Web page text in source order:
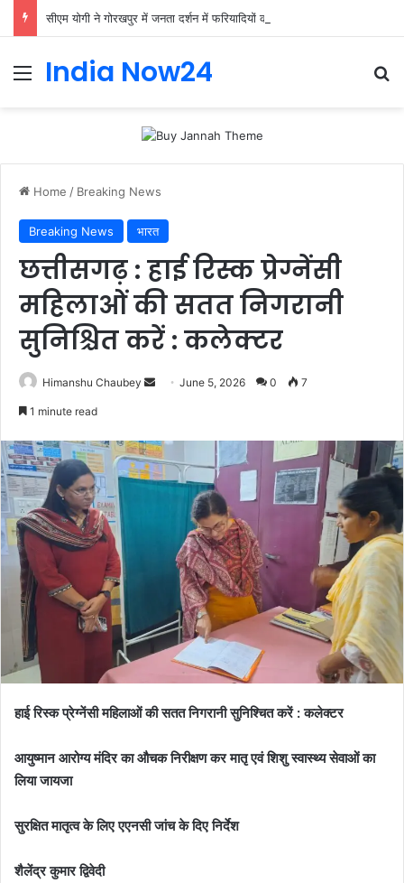
सीएम योगी ने गोरखपुर में जनता दर्शन में फरियादियों की समस्याएं सुनीं।
India Now24
Home / Breaking News
Breaking News भारत
छत्तीसगढ़ : हाई रिस्क प्रेग्नेंसी
महिलाओं की सतत निगरानी
सुनिश्चित करें : कलेक्टर
Himanshu Chaubey June 5, 2026 0 7
1 minute read
हाई रिस्क प्रेग्नेंसी महिलाओं की सतत निगरानी सुनिश्चित करें : कलेक्टर
आयुष्मान आरोग्य मंदिर का औचक निरीक्षण कर मातृ एवं शिशु स्वास्थ्य सेवाओं का
लिया जायजा
सुरक्षित मातृत्व के लिए एएनसी जांच के दिए निर्देश
शैलेंद्र कुमार द्विवेदी